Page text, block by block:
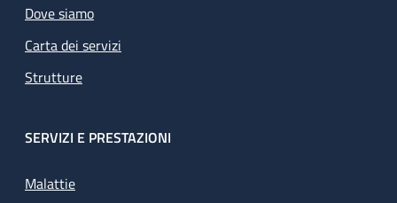
Dove siamo
Carta dei servizi
Strutture
SERVIZI E PRESTAZIONI
Malattie